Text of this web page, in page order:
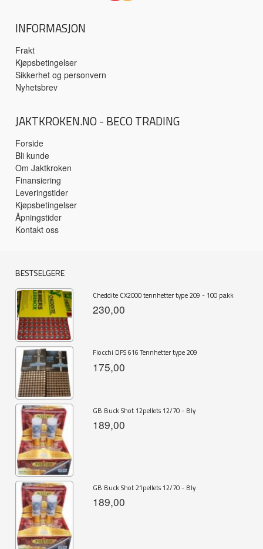
INFORMASJON
Frakt
Kjøpsbetingelser
Sikkerhet og personvern
Nyhetsbrev
JAKTKROKEN.NO - BECO TRADING
Forside
Bli kunde
Om Jaktkroken
Finansiering
Leveringstider
Kjøpsbetingelser
Åpningstider
Kontakt oss
BESTSELGERE
Cheddite CX2000 tennhetter type 209 - 100 pakk
230,00
Fiocchi DFS 616 Tennhetter type 209
175,00
GB Buck Shot 12pellets 12/70 - Bly
189,00
GB Buck Shot 21pellets 12/70 - Bly
189,00